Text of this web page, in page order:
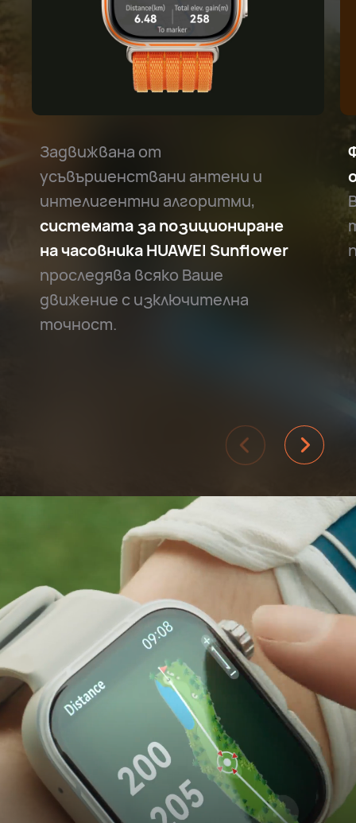
Задвижвана от
усъвършенствани антени и
интелигентни алгоритми,
системата за позициониране
на часовника HUAWEI Sunflower
проследява всяко Ваше
движение с изключителна
точност.